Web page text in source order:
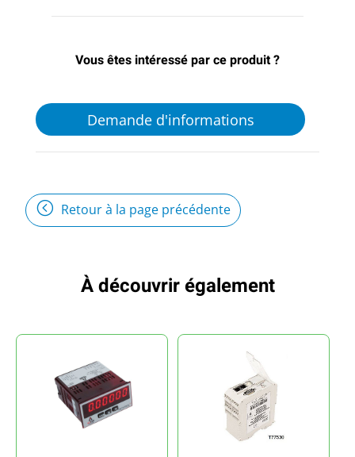
Vous êtes intéressé par ce produit ?
Demande d'informations
Retour à la page précédente
À découvrir également